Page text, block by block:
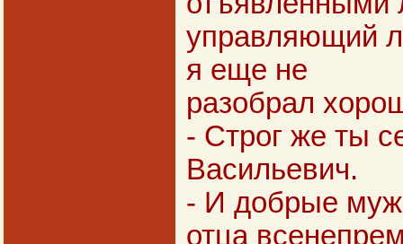
управляющий
я еще не
разобрал
- Строг же ты
Васильевич.
- И добрые
отца